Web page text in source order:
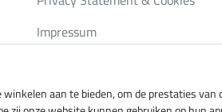
Impressum
Veilig betalen met
aan te bieden, om de prestaties